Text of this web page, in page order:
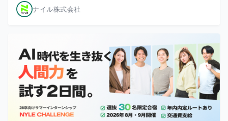
ナイル株式会社